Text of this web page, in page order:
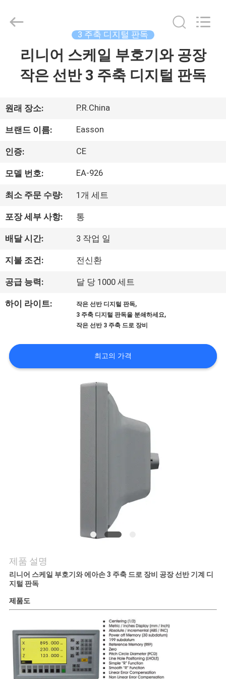
품
우
리
것
공
장
학
락
뉴
스
사
례
Measurement
Technology
Reserved.
3 주축 디지털 판독
리니어 스케일 부호기와 공장
작은 선반 3 주축 디지털 판독
원래 장소: P.R.China
브랜드 이름: Easson
인증: CE
모델 번호: EA-926
최소 주문 수량: 1개 세트
포장 세부 사항: 통
배달 시간: 3 작업 일
지불 조건: 전신환
공급 능력: 달 당 1000 세트
하이 라이트: 작은 선반 디지털 판독,
3 주축 디지털 판독을 분쇄하세요,
작은 선반 3 주축 드로 장비
최고의 가격
제품 설명
리니어 스케일 부호기와 에아손 3 주축 드로 장비 공장 선반 기계 디
지털 판독
제품도